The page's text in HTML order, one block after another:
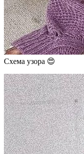
Схема узора 😍